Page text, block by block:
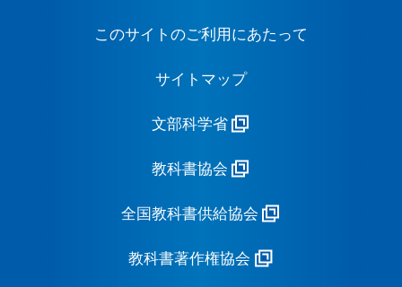
このサイトのご利用にあたって
サイトマップ
文部科学省
教科書協会
全国教科書供給協会
教科書著作権協会